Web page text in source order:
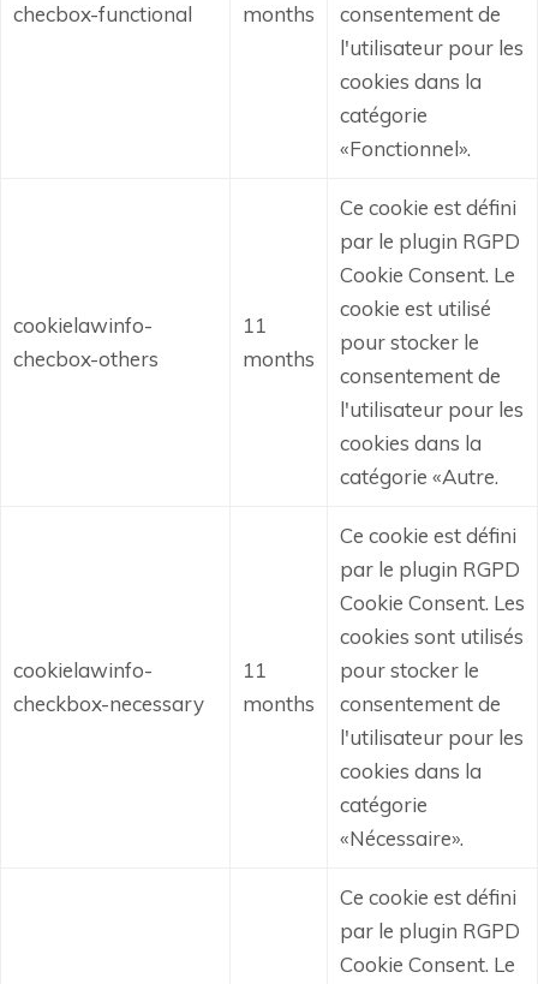
checbox-functional
months
consentement de
l'utilisateur pour les
cookies dans la
catégorie
«Fonctionnel».
cookielawinfo-
checbox-others
11
months
Ce cookie est défini
par le plugin RGPD
Cookie Consent. Le
cookie est utilisé
pour stocker le
consentement de
l'utilisateur pour les
cookies dans la
catégorie «Autre.
cookielawinfo-
checkbox-necessary
11
months
Ce cookie est défini
par le plugin RGPD
Cookie Consent. Les
cookies sont utilisés
pour stocker le
consentement de
l'utilisateur pour les
cookies dans la
catégorie
«Nécessaire».
Ce cookie est défini
par le plugin RGPD
Cookie Consent. Le